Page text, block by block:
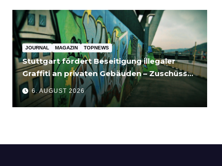
JOURNAL MAGAZIN TOPNEWS
Stuttgart fördert Beseitigung illegaler
Graffiti an privaten Gebäuden – Zuschüsse
bis 3.500 Euro
6. AUGUST 2026